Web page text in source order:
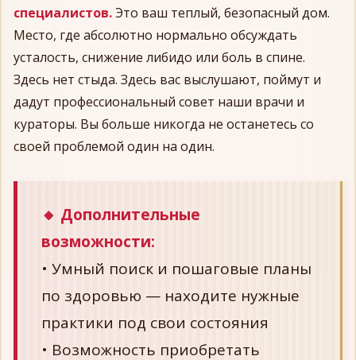
специалистов.Это ваш теплый, безопасный дом.
Место, где абсолютно нормально обсуждать
усталость, снижение либидо или боль в спине.
Здесь нет стыда. Здесь вас выслушают, поймут и
дадут профессиональный совет наши врачи и
кураторы. Вы больше никогда не останетесь со
своей проблемой один на один.
🔸 Дополнительные
возможности:
• Умный поиск и пошаговые планы
по здоровью — находите нужные
практики под свои состояния
• Возможность приобретать